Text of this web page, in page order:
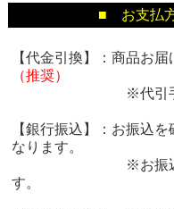
■ お支払
【代金引換】：商品お
（推奨）
※代引手数料が
【銀行振込】：お振込
なります。
※お振込手数料
す。